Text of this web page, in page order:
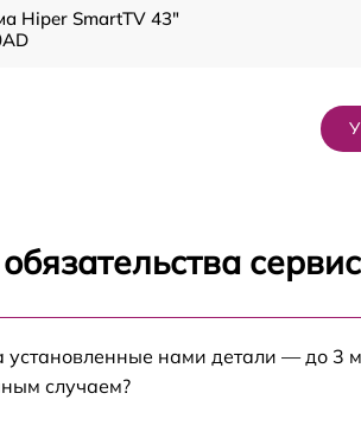
Hiper SmartTV 43"
Hiper SmartTV
установленные нами детали — до 3
случаем?